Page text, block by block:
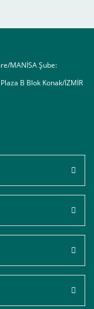
MANİSA Şube:
B Blok Konak/İZMİR